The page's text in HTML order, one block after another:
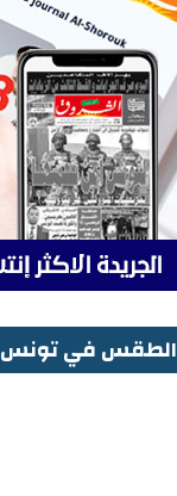
الطقس في تونس